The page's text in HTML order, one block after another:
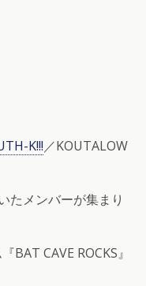
K!!!／KOUTALOW
たメンバーが集まり
BAT CAVE ROCKS』